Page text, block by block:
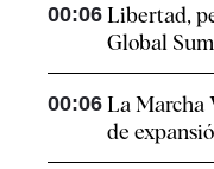
00:06 Libertad,
Global
00:06 La Marcha
de